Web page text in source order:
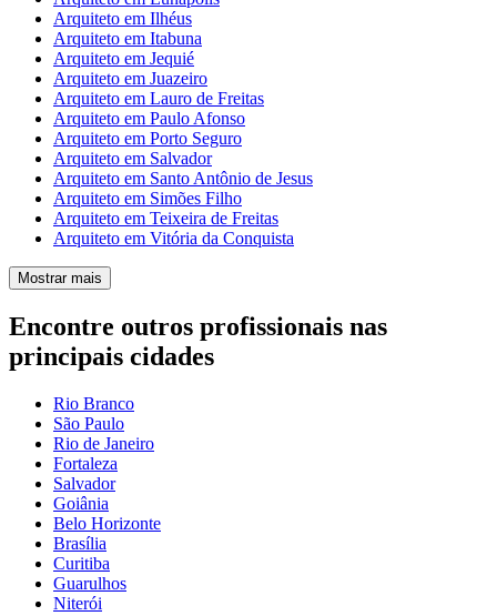
Arquiteto em Ilhéus
Arquiteto em Itabuna
Arquiteto em Jequié
Arquiteto em Juazeiro
Arquiteto em Lauro de Freitas
Arquiteto em Paulo Afonso
Arquiteto em Porto Seguro
Arquiteto em Salvador
Arquiteto em Santo Antônio de Jesus
Arquiteto em Simões Filho
Arquiteto em Teixeira de Freitas
Arquiteto em Vitória da Conquista
Mostrar mais
Encontre outros profissionais nas
principais cidades
Rio Branco
São Paulo
Rio de Janeiro
Fortaleza
Salvador
Goiânia
Belo Horizonte
Brasília
Curitiba
Guarulhos
Niterói